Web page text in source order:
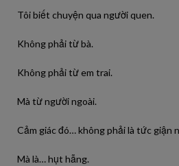
Tôi biết chuyện qua người quen.
Không phải từ bà.
Không phải từ em trai.
Mà từ người ngoài.
Cảm giác đó… không phải là tức giận
Mà là… hụt hẫng.